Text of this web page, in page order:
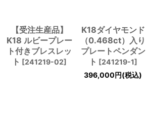
【受注生産品】
K18 ルビープレー
ト付きブレスレッ
ト [241219-02]
K18ダイヤモンド
（0.468ct）入り
プレートペンダン
ト [241219-1]
396,000円(税込)